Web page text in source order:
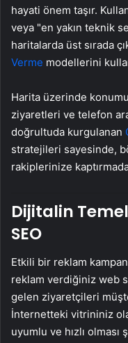
hayati önem taşır.
veya "en yakın teknik
haritalarda üst sırada
Verme modellerini
Harita üzerinde
ziyaretleri ve telefon
doğrultuda kurgulanan
stratejileri sayesinde,
rakiplerinize
Dijitalin
SEO
Etkili bir reklam
reklam verdiğiniz web
gelen ziyaretçileri
İnternetteki vitrininiz
uyumlu ve hızlı